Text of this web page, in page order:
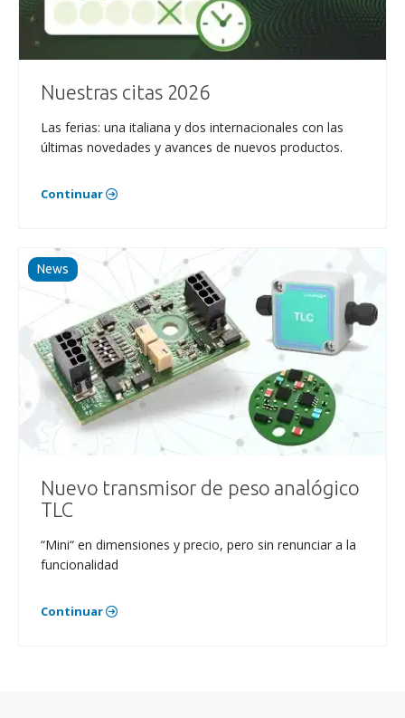
Nuestras citas 2026
Las ferias: una italiana y dos internacionales con las
últimas novedades y avances de nuevos productos.
Continuar
News
Nuevo transmisor de peso analógico
TLC
“Mini“ en dimensiones y precio, pero sin renunciar a la
funcionalidad
Continuar